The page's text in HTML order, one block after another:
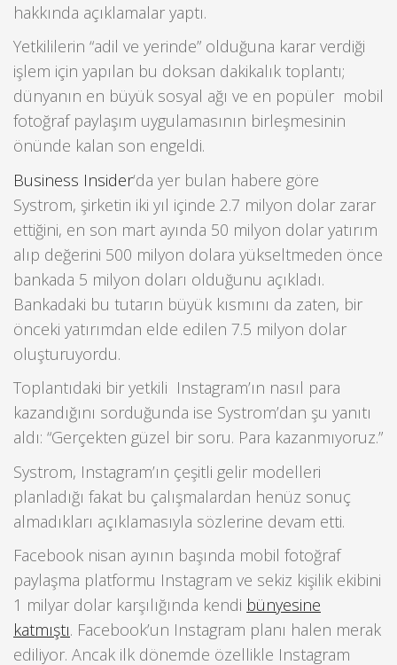
hakkında açıklamalar yaptı.
Yetkililerin “adil ve yerinde” olduğuna karar verdiği
işlem için yapılan bu doksan dakikalık toplantı;
dünyanın en büyük sosyal ağı ve en popüler mobil
fotoğraf paylaşım uygulamasının birleşmesinin
önünde kalan son engeldi.
Business Insider‘da yer bulan habere göre
Systrom, şirketin iki yıl içinde 2.7 milyon dolar zarar
ettiğini, en son mart ayında 50 milyon dolar yatırım
alıp değerini 500 milyon dolara yükseltmeden önce
bankada 5 milyon doları olduğunu açıkladı.
Bankadaki bu tutarın büyük kısmını da zaten, bir
önceki yatırımdan elde edilen 7.5 milyon dolar
oluşturuyordu.
Toplantıdaki bir yetkili Instagram’ın nasıl para
kazandığını sorduğunda ise Systrom’dan şu yanıtı
aldı: “Gerçekten güzel bir soru. Para kazanmıyoruz.”
Systrom, Instagram’ın çeşitli gelir modelleri
planladığı fakat bu çalışmalardan henüz sonuç
almadıkları açıklamasıyla sözlerine devam etti.
Facebook nisan ayının başında mobil fotoğraf
paylaşma platformu Instagram ve sekiz kişilik ekibini
1 milyar dolar karşılığında kendi bünyesine
katmıştı. Facebook’un Instagram planı halen merak
ediliyor. Ancak ilk dönemde özellikle Instagram